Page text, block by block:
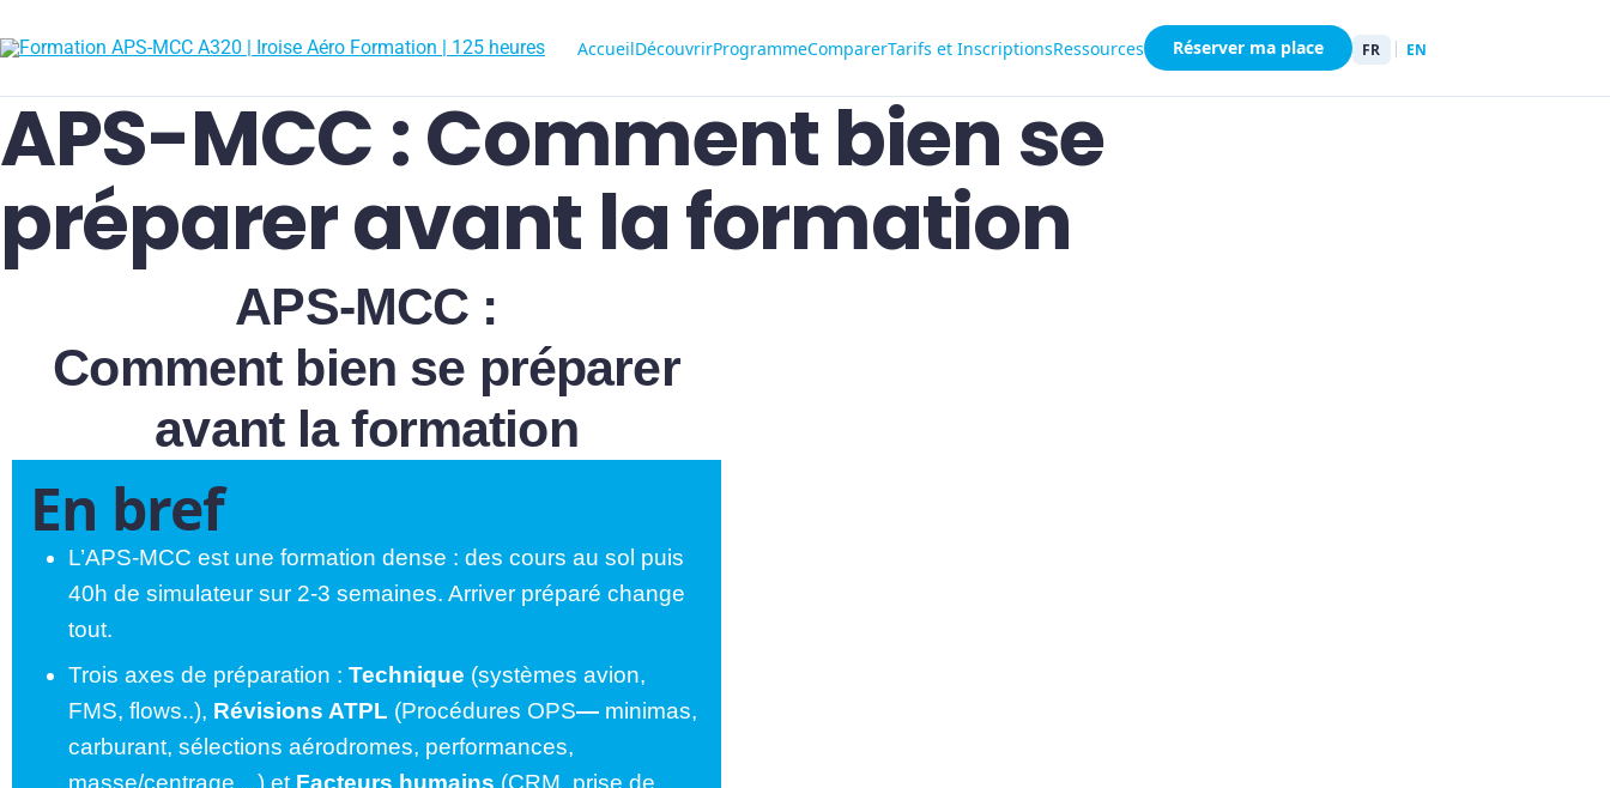
AccueilDécouvrirProgrammeComparerTarifs et InscriptionsRessources Réserver ma place FR EN
APS-MCC : Comment bien se
préparer avant la formation
APS-MCC :
Comment bien se préparer
avant la formation
En bref
L’APS-MCC est une formation dense : des cours au sol puis
40h de simulateur sur 2-3 semaines. Arriver préparé change
tout.
Trois axes de préparation : Technique (systèmes avion,
FMS, flows..), Révisions ATPL (Procédures OPS— minimas,
carburant, sélections aérodromes, performances,
masse/centrage…) et Facteurs humains (CRM, prise de